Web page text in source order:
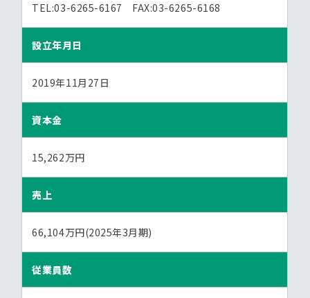
TEL:03-6265-6167 FAX:03-6265-6168
設立年月日
2019年11月27日
資本金
15,262万円
売上
66,104万円(2025年3月期)
従業員数